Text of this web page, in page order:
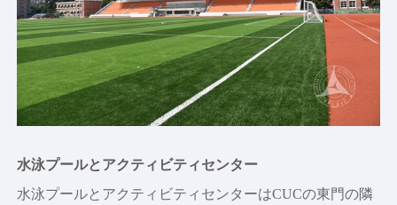
芸術と文化
陸上競技とフィットネス
住居と食事
健康と幸福
学生スタイル
水泳プールとアクティビティセンター
水泳プールとアクティビティセンターはCUCの東門の隣